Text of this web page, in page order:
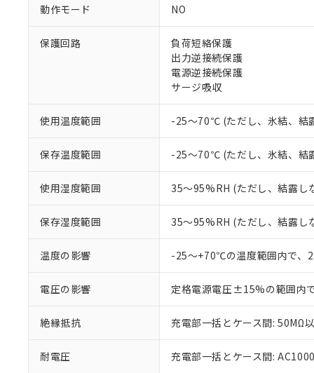
動作モード NO
保護回路
負荷短絡保護
出力逆接続保護
電源逆接続保護
サージ吸収
使用温度範囲 -25～70℃ (ただし、氷結、結
保存温度範囲 -25～70℃ (ただし、氷結、結
使用湿度範囲 35～95%RH (ただし、結露し
保存湿度範囲 35～95%RH (ただし、結露し
温度の影響 -25～+70℃の温度範囲内で
電圧の影響 定格電源電圧±15%の範囲内
絶縁抵抗 充電部一括とケース間: 50MΩ
耐電圧 充電部一括とケース間:
以下の条件をお読
当社制御機
在庫状況お
のであり、
正式な納期
当社販売員
オムロン制御
在庫状況お
す。
ている必要
お客様が当
さい。
※当社の共同
いる法人を
仕入先様の事情に
があります。
*EU RoHS指令（10物質
フタル酸ビス(2-エチル
ル（DBP） 1000ppm以
但し、RoHS指令で産業
フタル酸エステル類の
※2 対応予定月
部品在庫の切り替
下記の非含有証明
EU RoHS指令（
51物質の非含有証
※本証明書は発行
※1 中国
「○」：最大均質
「×」：最大均質
Pb(鉛) :1000ppm、 Hg(
DEHP(フタル酸ビス(2-
※2 環境保護使
「ｅ」：有害物質
「10」：通常の使
味します。
などの必要
当社は規制
当社は貴社
置等に一切使
また当社は
たしません。
号
○ 一定数
△ 一定数
－
在庫な
機器販
空
白
受注生